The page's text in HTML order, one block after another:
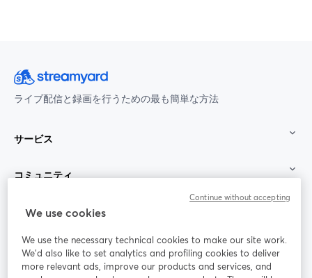
ライブ配信と録画を行うための最も簡単な方法
サービス
コミュニティ
StreamYard：
参加する
We use cookies
We use the necessary technical cookies to make our site work.
We'd also like to set analytics and profiling cookies to deliver
more relevant ads, improve our products and services, and
Continue without accepting